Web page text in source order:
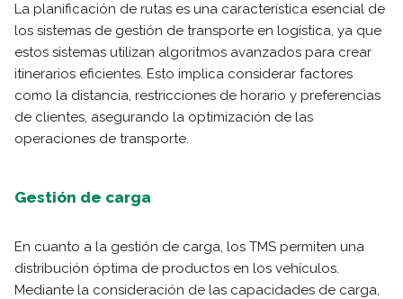
La planificación de rutas es una característica esencial de
los sistemas de gestión de transporte en logística, ya que
estos sistemas utilizan algoritmos avanzados para crear
itinerarios eficientes. Esto implica considerar factores
como la distancia, restricciones de horario y preferencias
de clientes, asegurando la optimización de las
operaciones de transporte.
Gestión de carga
En cuanto a la gestión de carga, los TMS permiten una
distribución óptima de productos en los vehículos.
Mediante la consideración de las capacidades de carga,